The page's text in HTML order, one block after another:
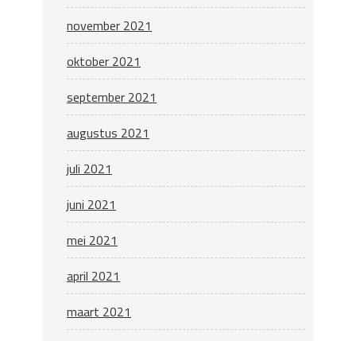
november 2021
oktober 2021
september 2021
augustus 2021
juli 2021
juni 2021
mei 2021
april 2021
maart 2021